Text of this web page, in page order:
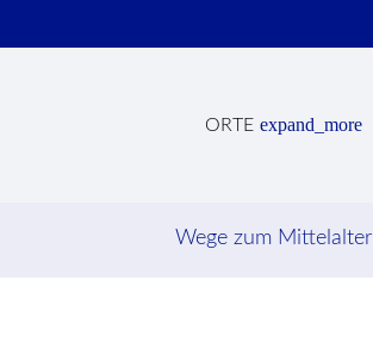
ORTE expand_more
Wege zum Mittelalter